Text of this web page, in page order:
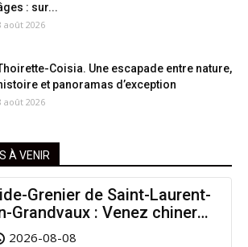
: sur...
août 2026
Coisia. Une escapade entre nature,
et panoramas d’exception
août 2026
À VENIR
Grenier de Saint-Laurent-
Grandvaux : Venez chiner
la bonne cause !
2026-08-08